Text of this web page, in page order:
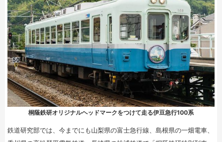
桐蔭鉄研オリジナルヘッドマークをつけて走る伊豆急行100系
鉄道研究部では、今までにも山梨県の富士急行線、島根県の一畑電車、